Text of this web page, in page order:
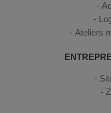
Ateliers